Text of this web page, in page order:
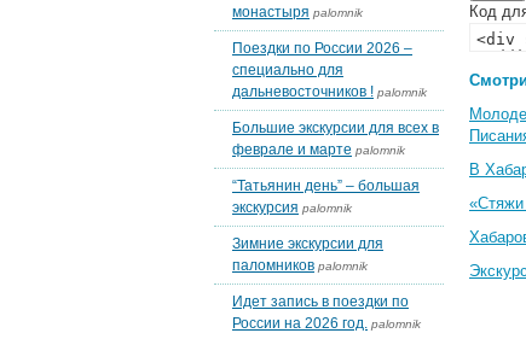
Код
В
«Стяжи
монастыря palomnik
Поездки по России 2026 –
специально для
дальневосточников ! palomnik
Большие экскурсии для всех в
феврале и марте palomnik
“Татьянин день” – большая
экскурсия palomnik
Зимние экскурсии для
паломников palomnik
Идет запись в поездки по
России на 2026 год. palomnik